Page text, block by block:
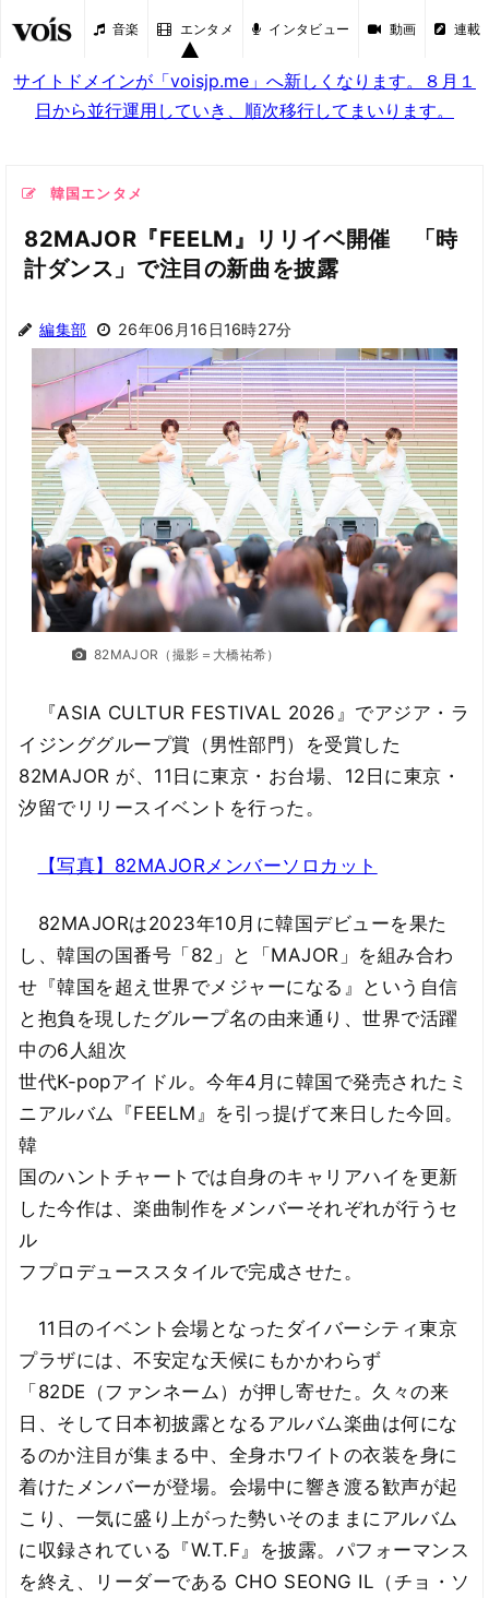
音楽 エンタメ インタビュー 動画 連載
サイトドメインが「voisjp.me」へ新しくなります。８月１
日から並行運用していき、順次移行してまいります。
韓国エンタメ
82MAJOR『FEELM』リリイベ開催 「時
計ダンス」で注目の新曲を披露
編集部 26年06月16日16時27分
82MAJOR（撮影＝大橋祐希）
『ASIA CULTUR FESTIVAL 2026』でアジア・ラ
イジンググループ賞（男性部門）を受賞した
82MAJOR が、11日に東京・お台場、12日に東京・
汐留でリリースイベントを行った。
【写真】82MAJORメンバーソロカット
82MAJORは2023年10月に韓国デビューを果た
し、韓国の国番号「82」と「MAJOR」を組み合わ
せ『韓国を超え世界でメジャーになる』という自信
と抱負を現したグループ名の由来通り、世界で活躍
中の6人組次
世代K-popアイドル。今年4月に韓国で発売されたミ
ニアルバム『FEELM』を引っ提げて来日した今回。
韓
国のハントチャートでは自身のキャリアハイを更新
した今作は、楽曲制作をメンバーそれぞれが行うセ
ル
フプロデューススタイルで完成させた。
11日のイベント会場となったダイバーシティ東京
プラザには、不安定な天候にもかかわらず
「82DE（ファンネーム）が押し寄せた。久々の来
日、そして日本初披露となるアルバム楽曲は何にな
るのか注目が集まる中、全身ホワイトの衣装を身に
着けたメンバーが登場。会場中に響き渡る歓声が起
こり、一気に盛り上がった勢いそのままにアルバム
に収録されている『W.T.F』を披露。パフォーマンス
を終え、リーダーである CHO SEONG IL（チョ・ソ